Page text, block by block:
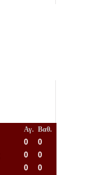
Αγ. Βαθ.
0
0
0
0
0
0